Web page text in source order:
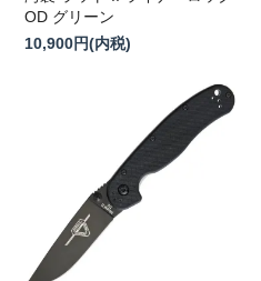
OD グリーン
10,900円(内税)